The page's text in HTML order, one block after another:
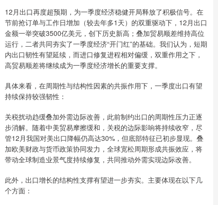
12月出口再度超预期，为一季度经济稳健开局释放了积极信号。在
节前抢订单与工作日增加（较去年多1天）的双重驱动下，12月出口
金额一举突破3500亿美元，创下历史新高；叠加贸易顺差维持高位
运行，二者共同夯实了一季度经济“开门红”的基础。我们认为，短期
内出口韧性有望延续，而进口修复进程相对偏缓，双重作用之下，
高贸易顺差将继续成为一季度经济增长的重要支撑。
具体来看，在周期性与结构性因素的共振作用下，一季度出口有望
持续保持较强韧性：
关税扰动趋缓叠加外需边际改善，此前制约出口的周期性压力正逐
步消解。随着中美贸易摩擦缓和，关税的边际影响将持续收窄，尽
管12月我国对美出口降幅仍高达30%，但底部特征已初步显现。叠
加欧美财政与货币政策协同发力，全球宽松周期形成共振效应，将
带动全球制造业景气度持续修复，共同推动外需实现边际改善。
此外，出口增长的结构性支撑有望进一步夯实。主要体现在以下几
个方面：